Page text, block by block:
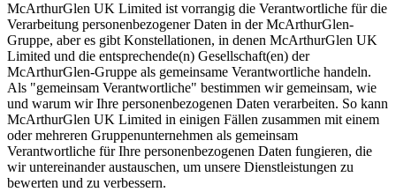
McArthurGlen UK Limited ist vorrangig die Verantwortliche für die
Verarbeitung personenbezogener Daten in der McArthurGlen-
Gruppe, aber es gibt Konstellationen, in denen McArthurGlen UK
Limited und die entsprechende(n) Gesellschaft(en) der
McArthurGlen-Gruppe als gemeinsame Verantwortliche handeln.
Als "gemeinsam Verantwortliche" bestimmen wir gemeinsam, wie
und warum wir Ihre personenbezogenen Daten verarbeiten. So kann
McArthurGlen UK Limited in einigen Fällen zusammen mit einem
oder mehreren Gruppenunternehmen als gemeinsam
Verantwortliche für Ihre personenbezogenen Daten fungieren, die
wir untereinander austauschen, um unsere Dienstleistungen zu
bewerten und zu verbessern.